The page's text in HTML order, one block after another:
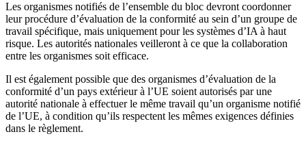
Les organismes notifiés de l’ensemble du bloc devront coordonner
leur procédure d’évaluation de la conformité au sein d’un groupe de
travail spécifique, mais uniquement pour les systèmes d’IA à haut
risque. Les autorités nationales veilleront à ce que la collaboration
entre les organismes soit efficace.
Il est également possible que des organismes d’évaluation de la
conformité d’un pays extérieur à l’UE soient autorisés par une
autorité nationale à effectuer le même travail qu’un organisme notifié
de l’UE, à condition qu’ils respectent les mêmes exigences définies
dans le règlement.